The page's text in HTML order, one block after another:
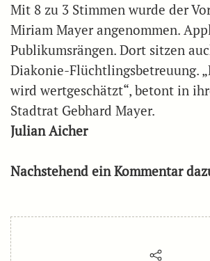
Mit 8 zu 3 Stimmen wurde der
Miriam Mayer angenommen.
Publikumsrängen. Dort sitzen
Diakonie-Flüchtlingsbetreuung.
wird wertgeschätzt“, betont in
Stadtrat Gebhard Mayer.
Julian Aicher
Nachstehend ein Kommentar